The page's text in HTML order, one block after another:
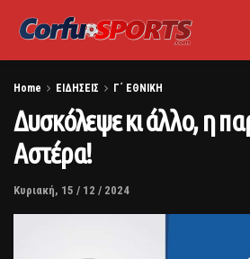
Home ΕΙΔΗΣΕΙΣ Γ΄ ΕΘΝΙΚΗ
Δυσκόλεψε κι άλλο, η
Αστέρα!
Κυριακή, 15 / 12 / 2024